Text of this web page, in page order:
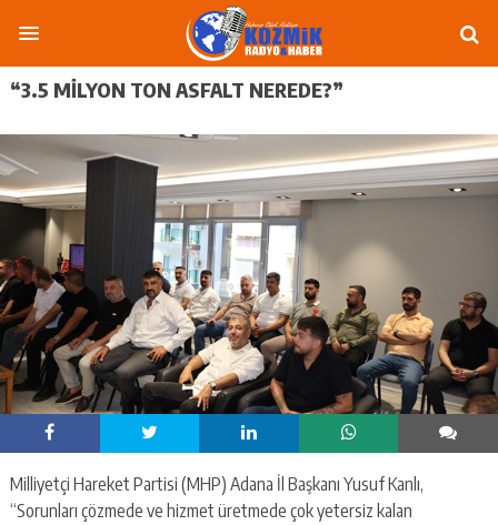
“3.5 MILYON TON ASFALT NEREDE?”
Milliyetçi Hareket Partisi (MHP) Adana İl Başkanı Yusuf Kanlı,
“Sorunları çözmede ve hizmet üretmede çok yetersiz kalan